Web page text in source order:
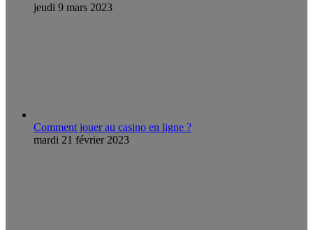
jeudi 9 mars 2023
Comment jouer au casino en ligne ?
mardi 21 février 2023